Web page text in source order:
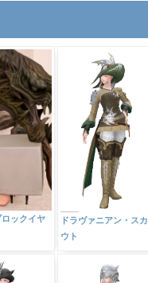
ックイヤ
ドラヴァニアン・スカ
ウト